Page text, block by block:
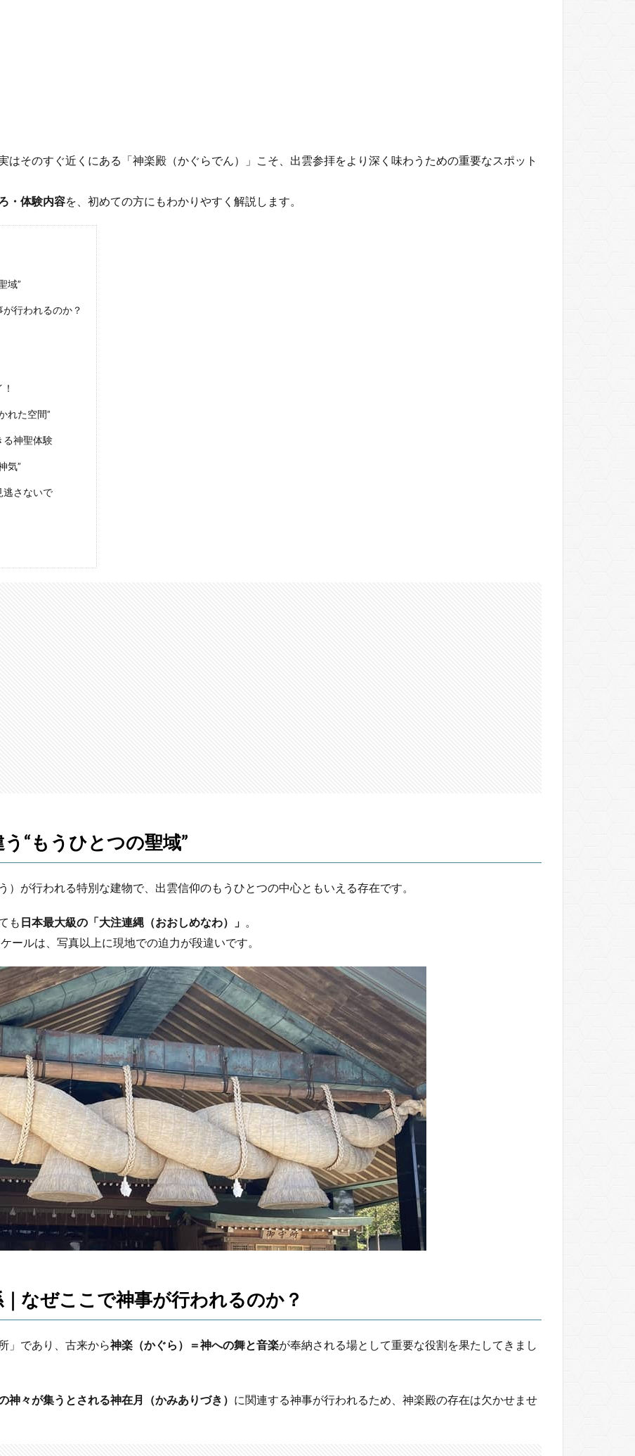
はそのすぐ近くにある「神楽殿（かぐらでん）」こそ、出雲参拝をより深く味わうための重要なスポット
・体験内容を、初めての方にもわかりやすく解説します。
域”
行われるのか？
れた空間”
る神聖体験
気”
逃さないで
“もうひとつの聖域”
が行われる特別な建物で、出雲信仰のもうひとつの中心ともいえる存在です。
も 日本最大級の「大注連縄（おおしめなわ）」 。
ールは、写真以上に現地での迫力が段違いです。
なぜここで神事が行われるのか？
」であり、古来から神楽（かぐら）＝神への舞と音楽が奉納される場として重要な役割を果たしてきまし
神々が集うとされる神在月（かみありづき） に関連する神事が行われるため、神楽殿の存在は欠かせませ